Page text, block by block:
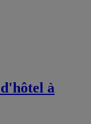
à